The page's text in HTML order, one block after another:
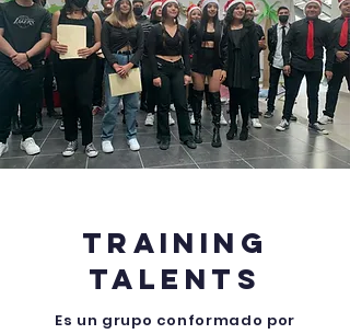
Training
Talents
Es un grupo conformado por